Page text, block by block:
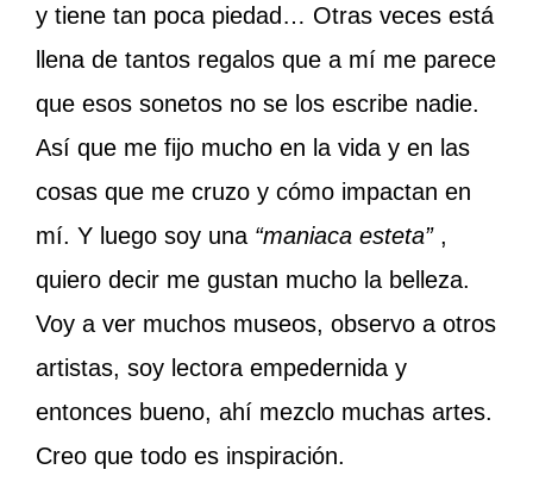
y tiene tan poca piedad… Otras veces está
llena de tantos regalos que a mí me parece
que esos sonetos no se los escribe nadie.
Así que me fijo mucho en la vida y en las
cosas que me cruzo y cómo impactan en
mí. Y luego soy una “maniaca esteta”,
quiero decir me gustan mucho la belleza.
Voy a ver muchos museos, observo a otros
artistas, soy lectora empedernida y
entonces bueno, ahí mezclo muchas artes.
Creo que todo es inspiración.